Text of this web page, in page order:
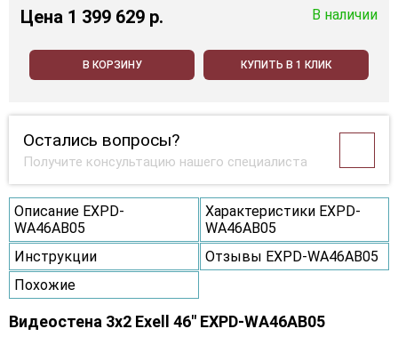
Цена 1 399 629 p. В наличии
В КОРЗИНУ КУПИТЬ В 1 КЛИК
Остались вопросы?
Получите консультацию нашего специалиста
Описание EXPD-
WA46AB05
Характеристики EXPD-
WA46AB05
Инструкции
Отзывы EXPD-WA46AB05
Похожие
Видеостена 3x2 Exell 46" EXPD-WA46AB05